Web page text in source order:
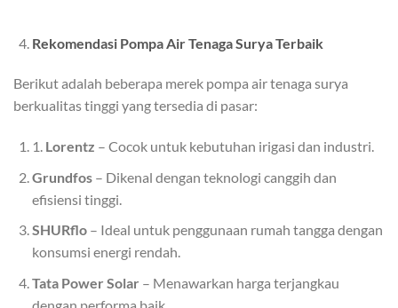
Rekomendasi Pompa Air Tenaga Surya Terbaik
Berikut adalah beberapa merek pompa air tenaga surya
berkualitas tinggi yang tersedia di pasar:
1. Lorentz – Cocok untuk kebutuhan irigasi dan industri.
Grundfos– Dikenal dengan teknologi canggih dan
efisiensi tinggi.
SHURflo– Ideal untuk penggunaan rumah tangga dengan
konsumsi energi rendah.
Tata Power Solar – Menawarkan harga terjangkau